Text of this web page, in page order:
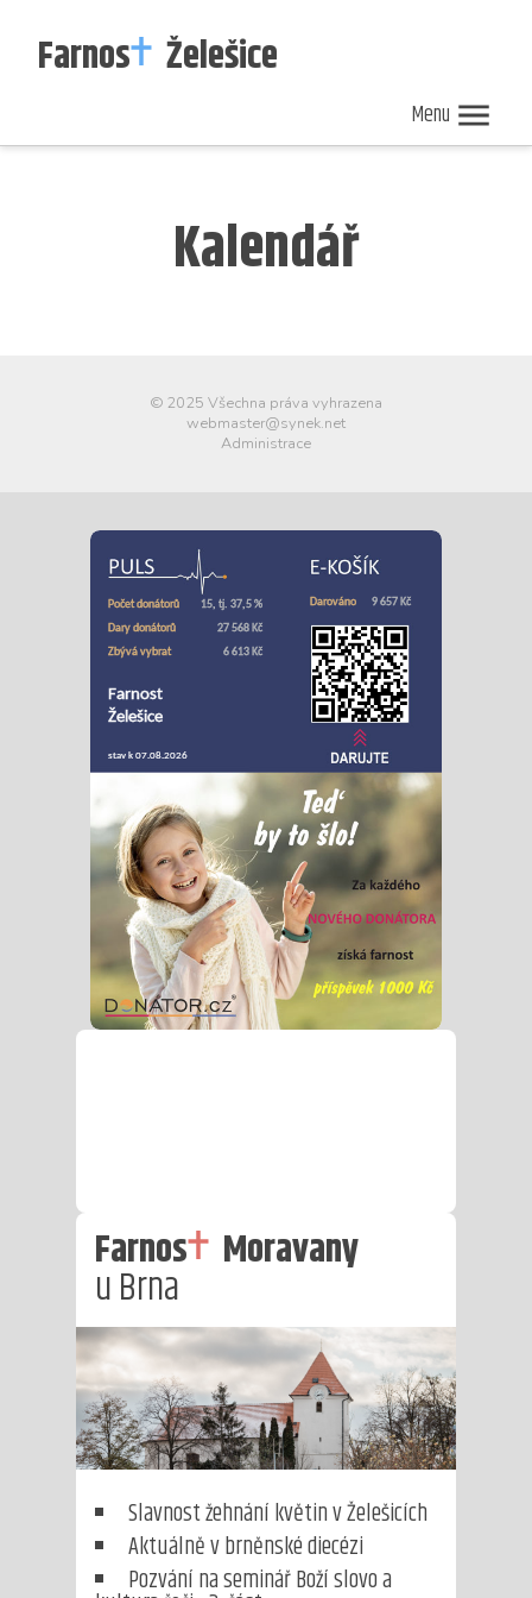
Farnos Želešice
Menu
Nedělní Zpravodaj Kalendář
Kalendář
© 2025 Všechna práva vyhrazena
webmaster@synek.net
Administrace